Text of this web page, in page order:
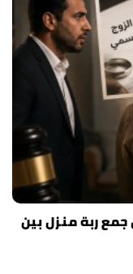
ربة منزل بين